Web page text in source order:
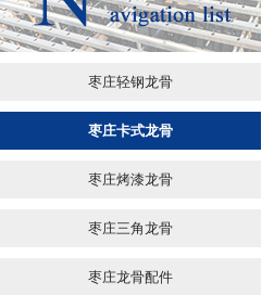
枣庄轻钢龙骨
枣庄卡式龙骨
枣庄烤漆龙骨
枣庄三角龙骨
枣庄龙骨配件